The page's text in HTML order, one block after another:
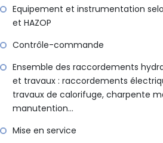
Equipement et instrumentation
et HAZOP
Contrôle-commande
Ensemble des raccordements
et travaux : raccordements
travaux de calorifuge, charpente
manutention…
Mise en service